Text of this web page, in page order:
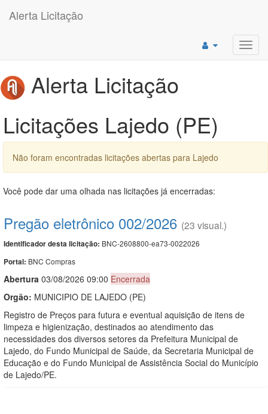
Alerta Licitação
Alerta Licitação
Licitações Lajedo (PE)
Não foram encontradas licitações abertas para Lajedo
Você pode dar uma olhada nas licitações já encerradas:
Pregão eletrônico 002/2026 (23 visual.)
Identificador desta licitação: BNC-2608800-ea73-0022026
Portal: BNC Compras
Abertura 03/08/2026 09:00 Encerrada
Orgão: MUNICIPIO DE LAJEDO (PE)
Registro de Preços para futura e eventual aquisição de itens de
limpeza e higienização, destinados ao atendimento das
necessidades dos diversos setores da Prefeitura Municipal de
Lajedo, do Fundo Municipal de Saúde, da Secretaria Municipal de
Educação e do Fundo Municipal de Assistência Social do Município
de Lajedo/PE.